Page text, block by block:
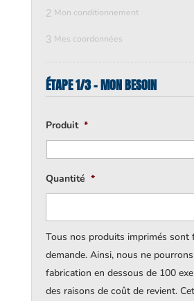
2 Mon conditionnement
3 Mes coordonnées
ÉTAPE 1/3 - MON BESOIN
Produit *
Quantité *
Tous nos produits imprimés sont
demande. Ainsi, nous ne
fabrication en dessous de 100
des raisons de coût de revient.